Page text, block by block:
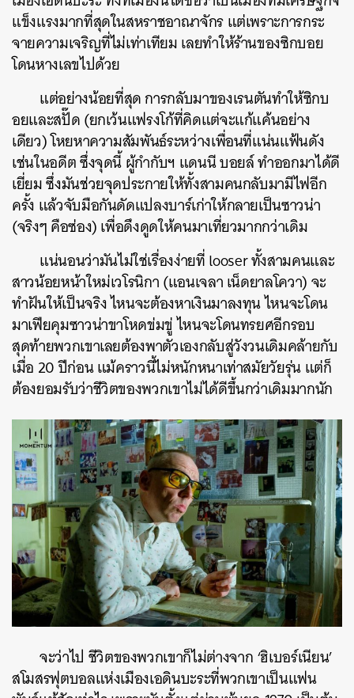
แข็งแรงมากที่สุดในสหราชอาณาจักร แต่เพราะการกระ
จายความเจริญที่ไม่เท่าเทียม เลยทำให้ร้านของซิกบอย
โดนหางเลขไปด้วย
แต่อย่างน้อยที่สุด การกลับมาของเรนตันทำให้ซิกบ
อยและสปั๊ด (ยกเว้นแฟรงโก้ที่คิดแต่จะแก้แค้นอย่าง
เดียว) โหยหาความสัมพันธ์ระหว่างเพื่อนที่แน่นแฟ้นดัง
เช่นในอดีต ซึ่งจุดนี้ ผู้กำกับฯ แดนนี บอยล์ ทำออกมาได้ดี
เยี่ยม ซึ่งมันช่วยจุดประกายให้ทั้งสามคนกลับมามีไฟอีก
ครั้ง แล้วจับมือกันดัดแปลงบาร์เก่าให้กลายเป็นซาวน่า
(จริงๆ คือซ่อง) เพื่อดึงดูดให้คนมาเที่ยวมากกว่าเดิม
แน่นอนว่ามันไม่ใช่เรื่องง่ายที่ looser ทั้งสามคนและ
สาวน้อยหน้าใหม่เวโรนิกา (แอนเจลา เน็ดยาลโควา) จะ
ทำฝันให้เป็นจริง ไหนจะต้องหาเงินมาลงทุน ไหนจะโดน
มาเฟียคุมซาวน่าขาโหดข่มขู่ ไหนจะโดนทรยศอีกรอบ
สุดท้ายพวกเขาเลยต้องพาตัวเองกลับสู่วังวนเดิมคล้ายกับ
เมื่อ 20 ปีก่อน แม้คราวนี้ไม่หนักหนาเท่าสมัยวัยรุ่น แต่ก็
ต้องยอมรับว่าชีวิตของพวกเขาไม่ได้ดีขึ้นกว่าเดิมมากนัก
จะว่าไป ชีวิตของพวกเขาก็ไม่ต่างจาก ‘ฮิเบอร์เนียน’
สโมสรฟุตบอลแห่งเมืองเอดินบะระที่พวกเขาเป็นแฟน
SHARE TWEET LINE EMAIL